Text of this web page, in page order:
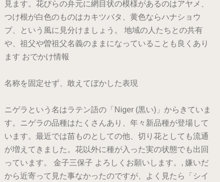
見ます。花びらの弁元に網目状の模様があるのはアヤメ、
つけ根が白色のものはカキツバタ、黄色ならハナショウ
ブ、という風に見分けましょう。 地域の人たちとの共有
や、祖父や曽祖父名義のままになっていることも良くあり
ます おでかけ情報
名称を固定せず、敢えてぼかした表現
ニゲラという名はラテン語の「Niger (黒い)」からきていま
す。ニゲラの品種はたくさんあり、年々新品種が登場して
います。最近では苗ものとしての他、切り花としても流通
が増えてきました。花以外に種が入った実の状態でも出回
っています。 金子三保子 よろしくお願いします。, 嫌いだ
から近寄って見た事なかったのですが、よく見たら「シイ